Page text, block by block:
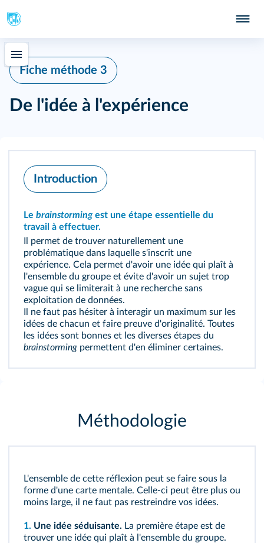
Fiche méthode 3
De l'idée à l'expérience
Introduction
Le brainstormingest une étape essentielle du
travail à effectuer.
Il permet de trouver naturellement une
problématique dans laquelle s'inscrit une
expérience. Cela permet d'avoir une idée qui plaît à
l'ensemble du groupe et évite d'avoir un sujet trop
vague qui se limiterait à une recherche sans
exploitation de données.
Il ne faut pas hésiter à interagir un maximum sur les
idées de chacun et faire preuve d'originalité. Toutes
les idées sont bonnes et les diverses étapes du
brainstorming permettent d'en éliminer certaines.
Méthodologie
L'ensemble de cette réflexion peut se faire sous la
forme d'une carte mentale. Celle-ci peut être plus ou
moins large, il ne faut pas restreindre vos idées.
1. Une idée séduisante. La première étape est de
trouver une idée qui plaît à l'ensemble du groupe.